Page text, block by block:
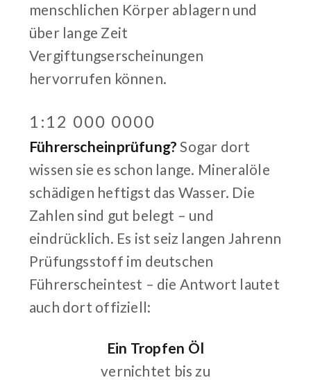
menschlichen Körper ablagern und
über lange Zeit
Vergiftungserscheinungen
hervorrufen können.
1:12 000 0000
Führerscheinprüfung?Sogar dort
wissen sie es schon lange. Mineralöle
schädigen heftigst das Wasser. Die
Zahlen sind gut belegt – und
eindrücklich. Es ist seiz langen Jahrenn
Prüfungsstoff im deutschen
Führerscheintest – die Antwort lautet
auch dort offiziell:
Ein Tropfen Öl
vernichtet bis zu